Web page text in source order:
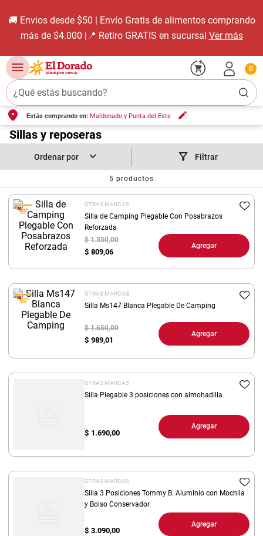
🚚 Envios desde $50 | Envío Gratis de alimentos comprando
más de $4.000 |📍 Retiro GRATIS en sucursal Ver más
¿Qué estás buscando?
0
Estás comprando en: Maldonado y Punta del Este
Sillas y reposeras
Filtrar
5 productos
OTRAS MARCAS
Silla de Camping Plegable Con Posabrazos
Reforzada
$ 809,06
$ 1.350,00
Agregar
OTRAS MARCAS
Silla Ms147 Blanca Plegable De Camping
$ 989,01
$ 1.650,00
Agregar
OTRAS MARCAS
Silla Plegable 3 posiciones con almohadilla
$ 1.690,00
Agregar
OTRAS MARCAS
Silla 3 Posiciones Tommy B. Aluminio con Mochila
y Bolso Conservador
$ 3.090,00
Agregar
TÉRMINOS MÁS BUSCADOS
leche
4. queso
5. bondiola
. yerba
. pollo